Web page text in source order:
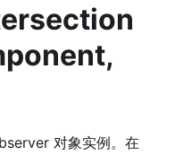
对象实例。在